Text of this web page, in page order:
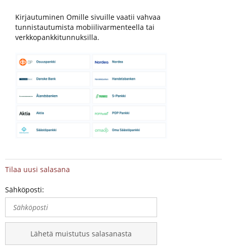
Kirjautuminen Omille sivuille vaatii vahvaa
tunnistautumista mobiilivarmenteella tai
verkkopankkitunnuksilla.
Tilaa uusi salasana
Sähköposti:
Lähetä muistutus salasanasta